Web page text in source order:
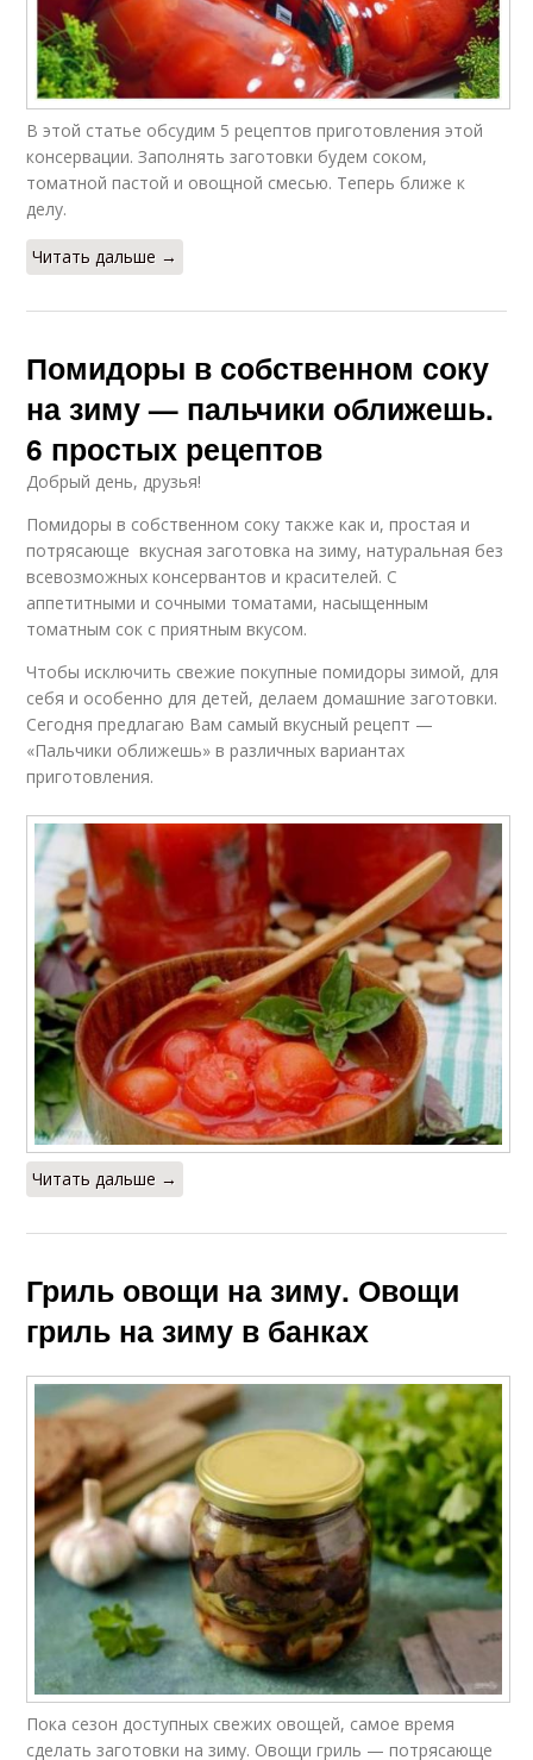
В этой статье обсудим 5 рецептов приготовления этой
консервации. Заполнять заготовки будем соком,
томатной пастой и овощной смесью. Теперь ближе к
делу.
Читать дальше →
Помидоры в собственном соку
на зиму — пальчики оближешь.
6 простых рецептов
Добрый день, друзья!
Помидоры в собственном соку также как и, простая и
потрясающе вкусная заготовка на зиму, натуральная без
всевозможных консервантов и красителей. С
аппетитными и сочными томатами, насыщенным
томатным сок с приятным вкусом.
Чтобы исключить свежие покупные помидоры зимой, для
себя и особенно для детей, делаем домашние заготовки.
Сегодня предлагаю Вам самый вкусный рецепт —
«Пальчики оближешь» в различных вариантах
приготовления.
Читать дальше →
Гриль овощи на зиму. Овощи
гриль на зиму в банках
Пока сезон доступных свежих овощей, самое время
сделать заготовки на зиму. Овощи гриль — потрясающе